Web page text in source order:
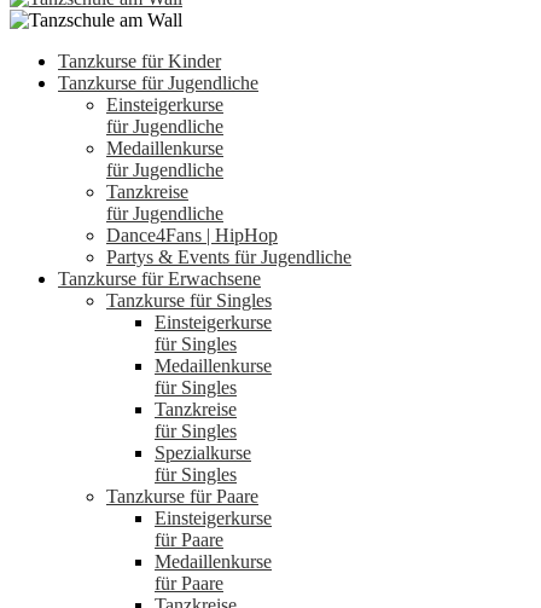
Tanzkurse für Kinder
Tanzkurse für Jugendliche
Einsteigerkurse
für Jugendliche
Medaillenkurse
für Jugendliche
Tanzkreise
für Jugendliche
Dance4Fans | HipHop
Partys & Events für Jugendliche
Tanzkurse für Erwachsene
Tanzkurse für Singles
Einsteigerkurse
für Singles
Medaillenkurse
für Singles
Tanzkreise
für Singles
Spezialkurse
für Singles
Tanzkurse für Paare
Einsteigerkurse
für Paare
Medaillenkurse
für Paare